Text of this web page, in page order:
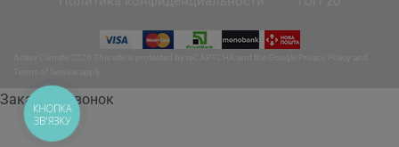
Заказать звонок
КНОПКА
ЗВ'ЯЗКУ